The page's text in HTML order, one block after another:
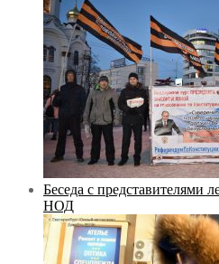
Беседа с представителями
НОД